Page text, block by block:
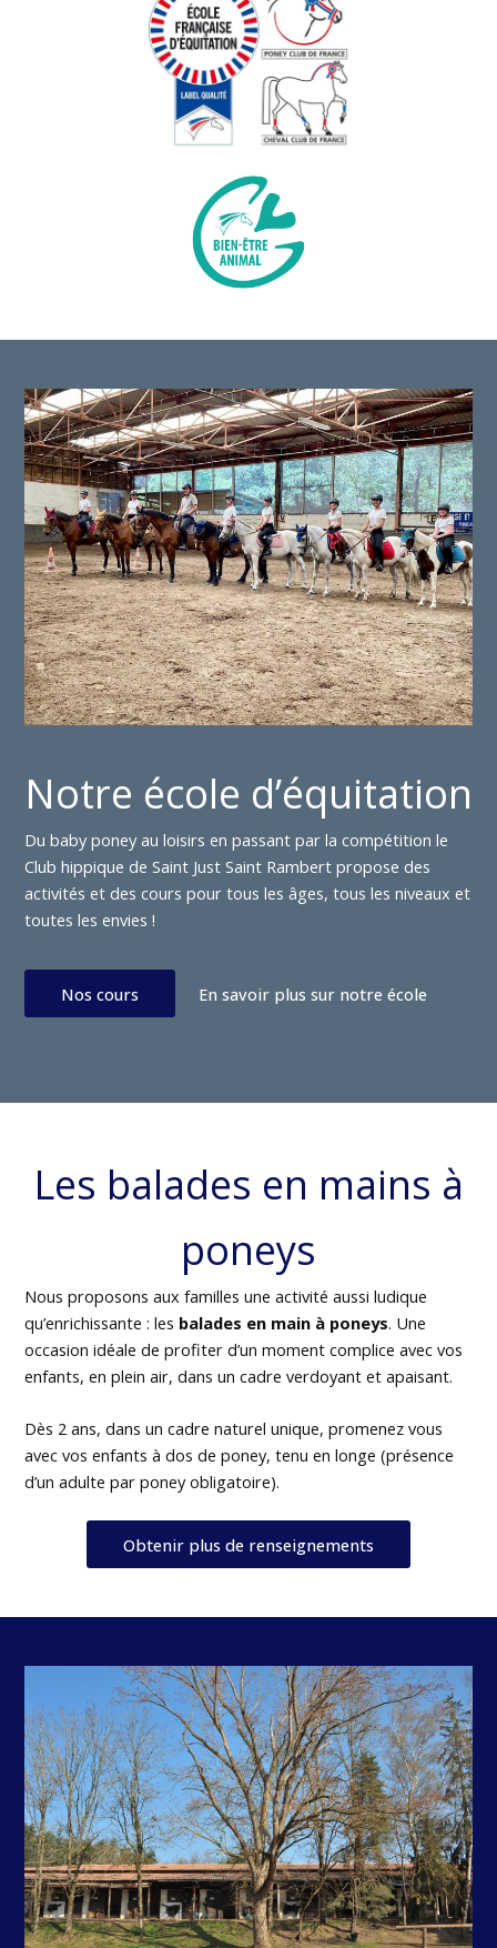
Notre école d’équitation
Du baby poney au loisirs en passant par la compétition le
Club hippique de Saint Just Saint Rambert propose des
activités et des cours pour tous les âges, tous les niveaux et
toutes les envies !
Nos cours En savoir plus sur notre école
Les balades en mains à
poneys
Nous proposons aux familles une activité aussi ludique
qu’enrichissante : les balades en main à poneys. Une
occasion idéale de profiter d’un moment complice avec vos
enfants, en plein air, dans un cadre verdoyant et apaisant.
Dès 2 ans, dans un cadre naturel unique, promenez vous
avec vos enfants à dos de poney, tenu en longe (présence
d’un adulte par poney obligatoire).
Obtenir plus de renseignements